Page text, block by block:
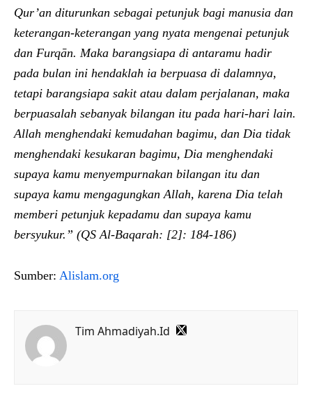
Qur’an diturunkan sebagai petunjuk bagi manusia dan
keterangan-keterangan yang nyata mengenai petunjuk
dan Furqān. Maka barangsiapa di antaramu hadir
pada bulan ini hendaklah ia berpuasa di dalamnya,
tetapi barangsiapa sakit atau dalam perjalanan, maka
berpuasalah sebanyak bilangan itu pada hari-hari lain.
Allah menghendaki kemudahan bagimu, dan Dia tidak
menghendaki kesukaran bagimu, Dia menghendaki
supaya kamu menyempurnakan bilangan itu dan
supaya kamu mengagungkan Allah, karena Dia telah
memberi petunjuk kepadamu dan supaya kamu
bersyukur.” (QS Al-Baqarah: [2]: 184-186)
Sumber: Alislam.org
Tim Ahmadiyah.Id